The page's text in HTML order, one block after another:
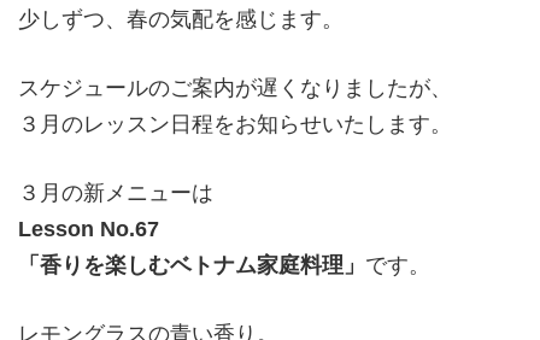
少しずつ、春の気配を感じます。
スケジュールのご案内が遅くなりましたが、
３月のレッスン日程をお知らせいたします。
３月の新メニューは
Lesson No.67
「香りを楽しむベトナム家庭料理」 です。
レモングラスの青い香り。